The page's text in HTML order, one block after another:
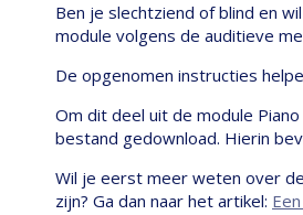
Ben je slechtziend of blind en
module volgens de auditieve
De opgenomen instructies
Om dit deel uit de module
bestand gedownload. Hierin
Wil je eerst meer weten over
zijn? Ga dan naar het artikel: